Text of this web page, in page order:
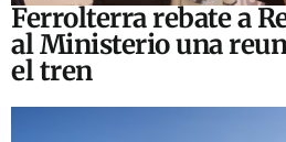
Ferrolterra rebate a
al Ministerio una
el tren